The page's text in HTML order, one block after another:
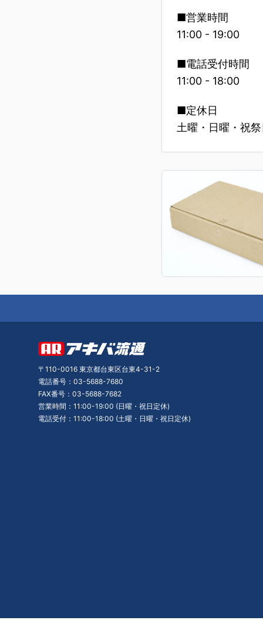
■営業時間
11:00 - 19:00
■電話受付時間
11:00 - 18:00
■定休日
土曜・日曜・祝
〒110-0016 東京都台東区台東4-31-2
電話番号：03-5688-7680
FAX番号：03-5688-7682
営業時間：11:00-19:00 (日曜・祝日定休)
電話受付：11:00-18:00 (土曜・日曜・祝日定休)